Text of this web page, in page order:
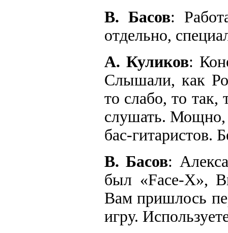
В. Басов:
отдельно,
А. Куликов:
Слышали, как
то слабо, то так,
слушать. Мощно,
бас-гитаристов.
В. Басов:
был «Face-X»,
Вам пришлось
игру.